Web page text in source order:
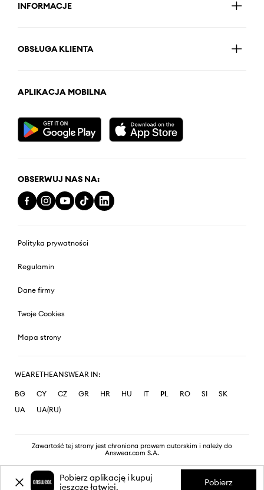
INFORMACJE
OBSŁUGA KLIENTA
APLIKACJA MOBILNA
OBSERWUJ NAS NA:
Polityka prywatności
Regulamin
Dane firmy
Twoje Cookies
Mapa strony
WEARETHEANSWEAR IN:
BG CY CZ GR HR HU IT PL RO SI
SK
UA
UA(RU)
Zawartość tej strony jest chroniona prawem autorskim i należy do
Answear.com S.A.
Pobierz aplikację i kupuj
jeszcze łatwiej.
Pobierz